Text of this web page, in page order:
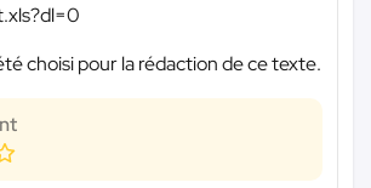
choisi pour la rédaction de ce texte.